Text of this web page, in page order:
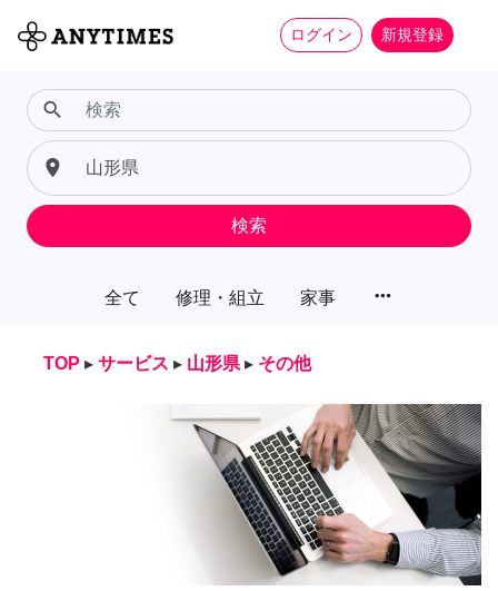
ログイン 新規登録
全て 修理・組立 家事 more_horiz
search
place
検索
TOP ▸ サービス ▸ 山形県 ▸ その他